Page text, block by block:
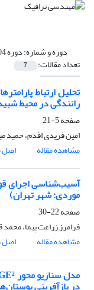
دوره و شماره:دوره 1404، شماره 103، زمستان 1404، صفحه 5-106
تعداد مقالات: 7
تحلیل ارتباط
رانندگی در محیط
صفحه5-21
امین فریدی اقدم، حمید
مشاهده مقاله
اصل
آسیب‌شناسی اجرای
موردی: شهر تهران)
صفحه22-30
فرامرز زراعت پیما،
مشاهده مقاله
اصل
مدل سناریو محور